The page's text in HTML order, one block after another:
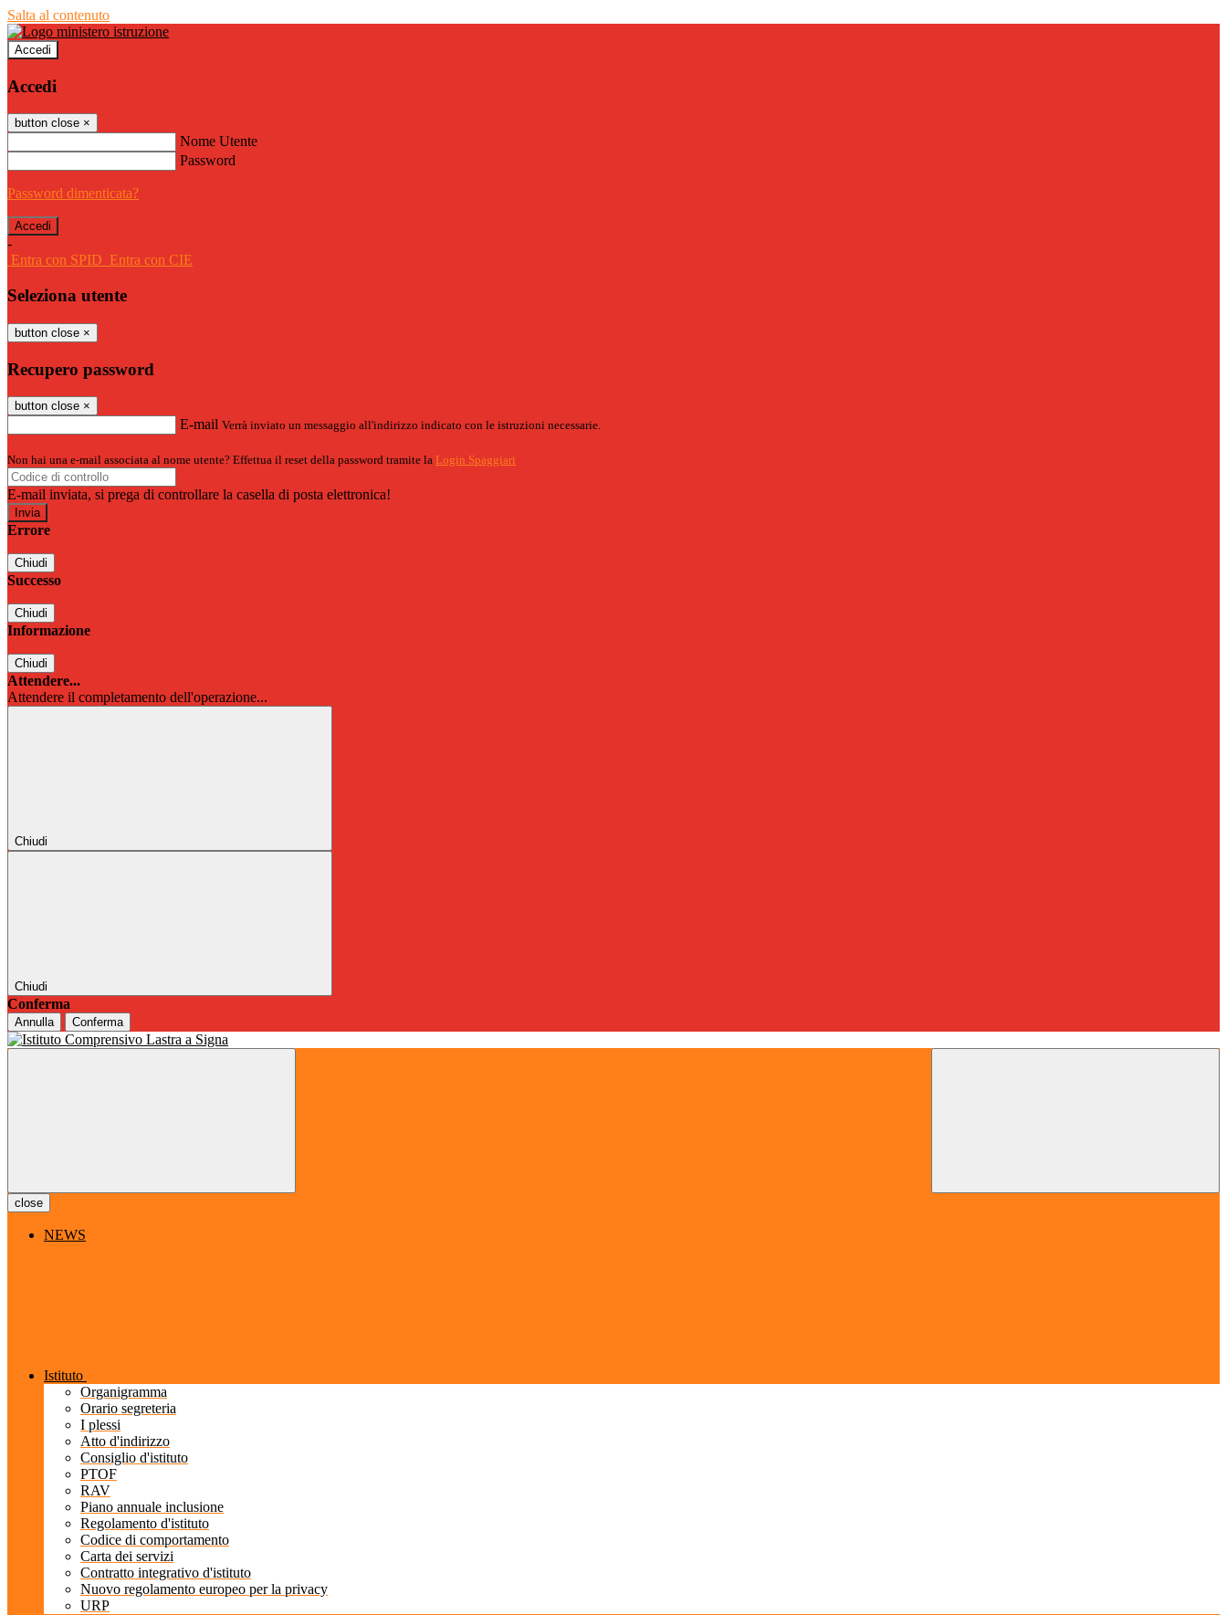
Salta al contenuto
Accedi
Accedi
button close ×
Nome Utente
Password
Password dimenticata?
-
Entra con SPID Entra con CIE
Seleziona utente
button close ×
Recupero password
button close ×
E-mail Verrà inviato un messaggio all'indirizzo indicato con le istruzioni necessarie.
Non hai una e-mail associata al nome utente? Effettua il reset della password tramite la Login Spaggiari
E-mail inviata, si prega di controllare la casella di posta elettronica!
Errore
Chiudi
Successo
Chiudi
Informazione
Chiudi
Attendere...
Attendere il completamento dell'operazione...
Chiudi
Chiudi
Conferma
Annulla Conferma
close
NEWS
Istituto
Organigramma
Orario segreteria
I plessi
Atto d'indirizzo
Consiglio d'istituto
PTOF
RAV
Piano annuale inclusione
Regolamento d'istituto
Codice di comportamento
Carta dei servizi
Contratto integrativo d'istituto
Nuovo regolamento europeo per la privacy
URP